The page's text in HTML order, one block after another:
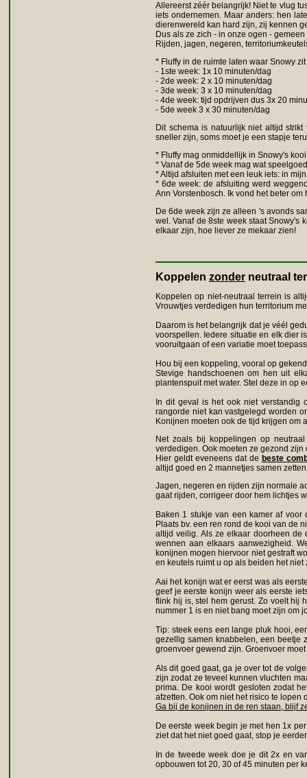
Allereerst zéér belangrijk! Niet te vlug
iets ondernemen. Maar anders: hen
dierenwereld kan hard zijn, zij kennen
Dus als ze zich - in onze ogen -
Rijden, jagen, negeren,
* Fluffy in de ruimte laten waar Snowy
- 1ste week: 1x 10 minuten/dag
- 2de week: 2 x 10 minuten/dag
- 3de week: 3 x 10 minuten/dag
- 4de week: tijd opdrijven dus 3x 20
- 5de week 3 x 30 minuten/dag
Dit schema is natuurlijk niet altijd
sneller zijn, soms moet je een stapje
* Fluffy mag onmiddellijk in Snowy's
* Vanaf de 5de week mag wat
* Altijd afsluiten met een leuk iets: in
* 6de week: de afsluiting werd
Ann Vorstenbosch. Ik vond het beter
De 6de week zijn ze alleen 's avonds
wel. Vanaf de 8ste week staat Snowy's
elkaar zijn, hoe liever ze mekaar zien!
Koppelen zonder neutraal
Koppelen op niet-neutraal terrein is
Vrouwtjes verdedigen hun territorium
Daarom is het belangrijk dat je véél
voorspellen. Iedere situatie en elk dier
vooruitgaan of een variatie moet
Hou bij een koppeling, vooral op
Stevige handschoenen om hen uit
plantenspuit met water. Stel deze in op
In dit geval is het ook niet
rangorde niet kan vastgelegd worden
Konijnen moeten ook de tijd krijgen om
Net zoals bij koppelingen op
verdedigen. Ook moeten ze gezond
Hier geldt eveneens dat de beste
altijd goed en 2 mannetjes samen
Jagen, negeren en rijden zijn normale
gaat rijden, corrigeer door hem lichtjes
Baken 1 stukje van een kamer af
Plaats bv. een ren rond de kooi van de
altijd veilig. Als ze elkaar doorheen de
wennen aan elkaars aanwezigheid.
konijnen mogen hiervoor niet gestraft
en keutels ruimt u op als beiden het niet
Aai het konijn wat er eerst was als
geef je eerste konijn weer als eerste
flink hij is, stel hem gerust. Zo voelt hij
nummer 1 is en niet bang moet zijn om
Tip: steek eens een lange pluk hooi,
gezellig samen knabbelen, een beetje
groenvoer gewend zijn. Groenvoer
Als dit goed gaat, ga je over tot de
zijn zodat ze teveel kunnen vluchten
prima. De kooi wordt gesloten zodat
afzetten. Ook om niet het risico te
Ga bij de konijnen in de ren staan, blijf
De eerste week begin je met hen 1x
ziet dat het niet goed gaat, stop je
In de tweede week doe je dit 2x en
opbouwen tot 20, 30 of 45 minuten per